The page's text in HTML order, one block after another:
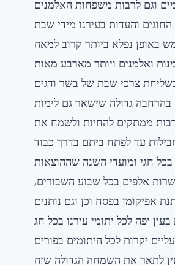
וגם לרבות משפחות האלמנים
והעדות בעירנו מידי שבת
באופן נפלא ביותר קרוב למאה
ואלמנים ויותר מארבע מאות
צרכי שבת של בשר ודגים
בהרחבה גדולה שישאר גם לימות
ממתקים להחיות ולשמח את
עד לפתח ביתם בדרך כבוד
חגי ומועדי השנה שההוצאות
אלפים בכל שבוע השבורים,
אפיקומן בפסח וכן וגם נותנים
בעין יפה לכל יתומי עירנו בכל חג
יקרות לכל היתומים בפורים
לתאר את השמחה הגדולה שזה